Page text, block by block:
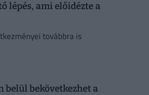
lépés, ami előidézte a
továbbra is
bekövetkezhet a